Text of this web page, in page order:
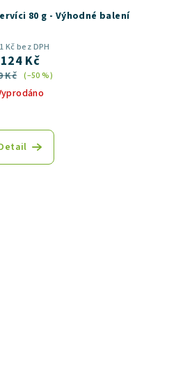
80 g - Výhodné balení
Kč bez DPH
124 Kč
Kč (–50 %)
hodnocení
produktu